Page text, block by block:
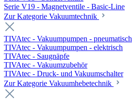
Serie V19 - Magnetventile - Basic-Line
Zur Kategorie Vakuumtechnik
TIVAtec - Vakuumpumpen - pneumatisch
TIVAtec - Vakuumpumpen - elektrisch
TIVAtec - Saugnäpfe
TIVAtec - Vakuumzubehör
TIVAtec - Druck- und Vakuumschalter
Zur Kategorie Vakuumhebetechnik